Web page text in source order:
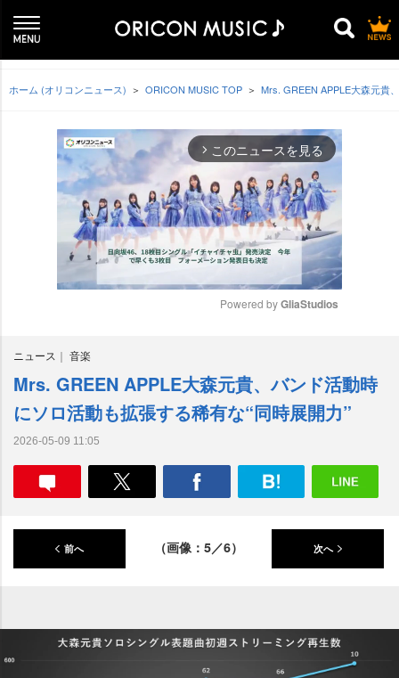
ホーム (オリコンニュース) ORICON MUSIC TOP Mrs. GREEN APPLE大森元貴
arrow_forward_ios このニュースを見る
e
Powered by GliaStudios
ニュース 音楽
Mrs. GREEN APPLE大森元貴、バンド活動時
にソロ活動も拡張する稀有な“同時展開力”
2026-05-09 11:05
前へ （画像：5／6） 次へ